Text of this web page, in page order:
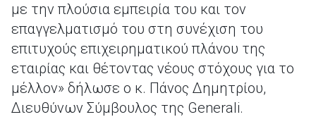
με την πλούσια εμπειρία του και τον
επαγγελματισμό του στη συνέχιση του
επιτυχούς επιχειρηματικού πλάνου της
εταιρίας και θέτοντας νέους στόχους για το
μέλλον» δήλωσε ο κ. Πάνος Δημητρίου,
Διευθύνων Σύμβουλος της Generali.